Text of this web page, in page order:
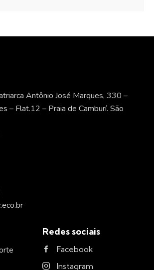
Antônio José Marques, 330 –
– Flat.12 – Praia de Camburí. São
Redes sociais
Facebook
Instagram